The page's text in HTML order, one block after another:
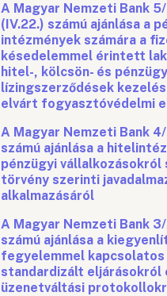
A Magyar Nemzeti Bank
(IV.22.) számú ajánlása a
intézmények számára a
késedelemmel érintett
hitel-, kölcsön- és
lízingszerződések
elvárt fogyasztóvédelmi
A Magyar Nemzeti Bank
számú ajánlása a
pénzügyi vállalkozásokról
törvény szerinti
alkalmazásáról
A Magyar Nemzeti Bank
számú ajánlása a
fegyelemmel kapcsolatos
standardizált eljárásokról
üzenetváltási